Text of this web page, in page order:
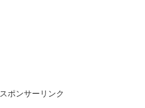
スポンサーリンク